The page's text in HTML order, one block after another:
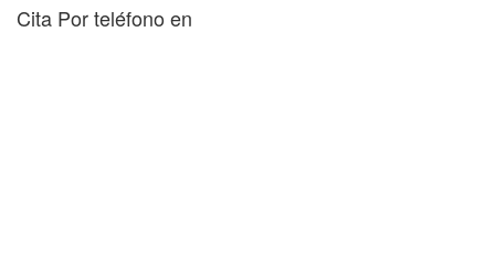
Cita Por teléfono en